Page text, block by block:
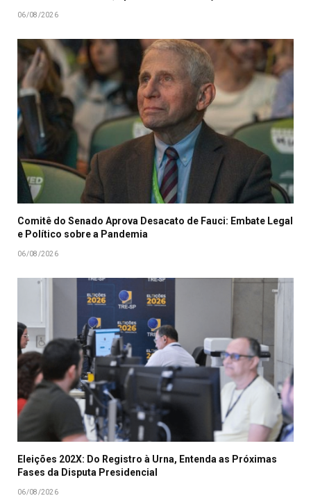
06/08/2026
Comitê do Senado Aprova Desacato de Fauci: Embate Legal
e Político sobre a Pandemia
06/08/2026
Eleições 202X: Do Registro à Urna, Entenda as Próximas
Fases da Disputa Presidencial
06/08/2026